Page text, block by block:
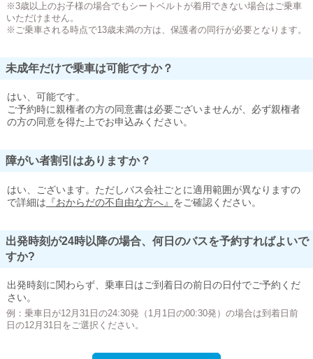
※3歳以上のお子様の場合でもシートベルトが着用できない場合はご乗車
いただけません。
※ご乗車される時点で13歳未満の方は、保護者の同行が必要となります。
未成年だけで乗車は可能ですか？
はい、可能です。
ご予約時に親権者の方の同意書は必要ございませんが、必ず親権者
の方の同意を得た上でお申込みください。
障がい者割引はありますか？
はい、ございます。ただしバス会社ごとに適用範囲が異なりますの
で詳細は 『おからだの不自由な方へ』 をご確認ください。
出発時刻が24時以降の場合、何日のバスを予約すればよいで
すか?
出発時刻に関わらず、乗車日はご到着日の前日の日付でご予約くだ
さい。
例：乗車日が12月31日の24:30発（1月1日の00:30発）の場合は到着日前
日の12月31日をご選択ください。